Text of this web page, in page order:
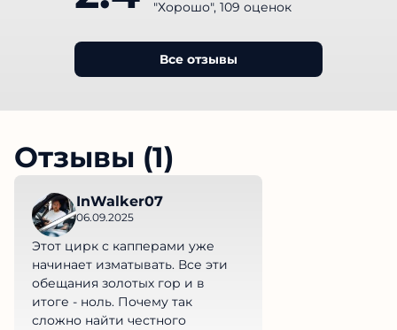
"Хорошо", 109 оценок
Все отзывы
Отзывы (1)
InWalker07
06.09.2025
Этот цирк с капперами уже
начинает изматывать. Все эти
обещания золотых гор и в
итоге - ноль. Почему так
сложно найти честного